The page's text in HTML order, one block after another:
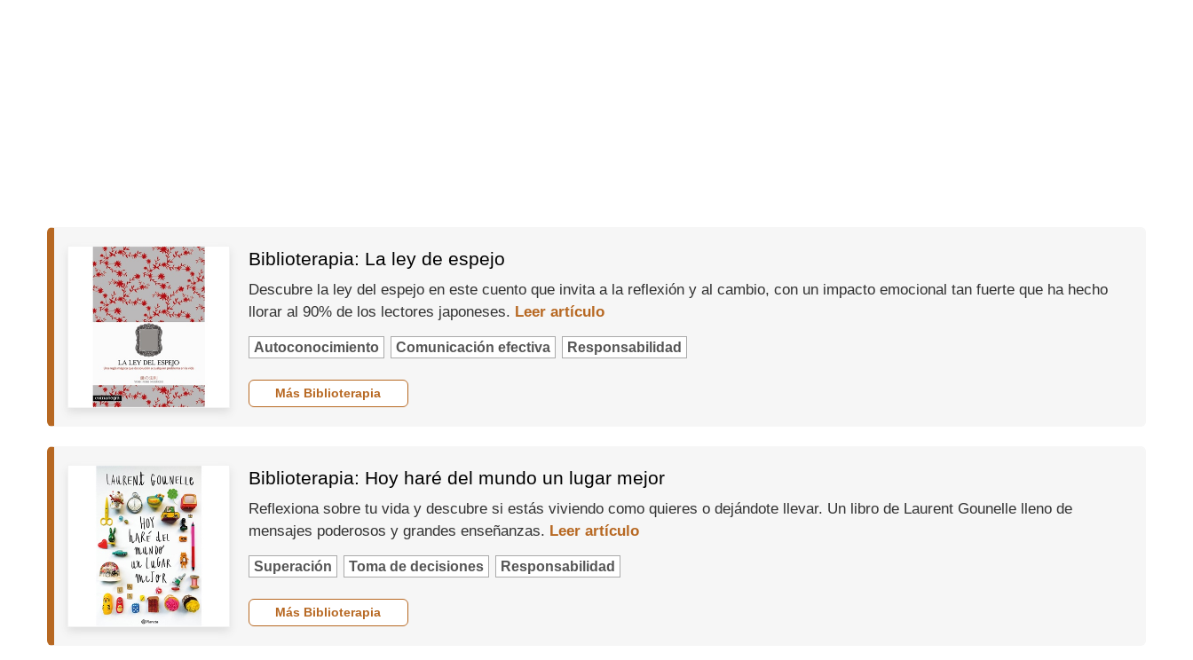
Biblioterapia: La ley de espejo
Descubre la ley del espejo en este cuento que invita a la reflexión y al cambio, con un impacto emocional tan fuerte que ha hecho
llorar al 90% de los lectores japoneses. Leer artículo
Autoconocimiento Comunicación efectiva Responsabilidad
Más Biblioterapia
Biblioterapia: Hoy haré del mundo un lugar mejor
Reflexiona sobre tu vida y descubre si estás viviendo como quieres o dejándote llevar. Un libro de Laurent Gounelle lleno de
mensajes poderosos y grandes enseñanzas. Leer artículo
Superación Toma de decisiones Responsabilidad
Más Biblioterapia